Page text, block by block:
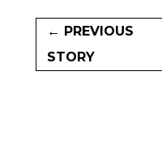
← PREVIOUS
STORY